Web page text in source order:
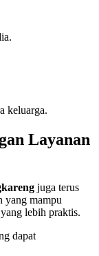
keluarga.
Layanan
juga terus
yang mampu
lebih praktis.
dapat